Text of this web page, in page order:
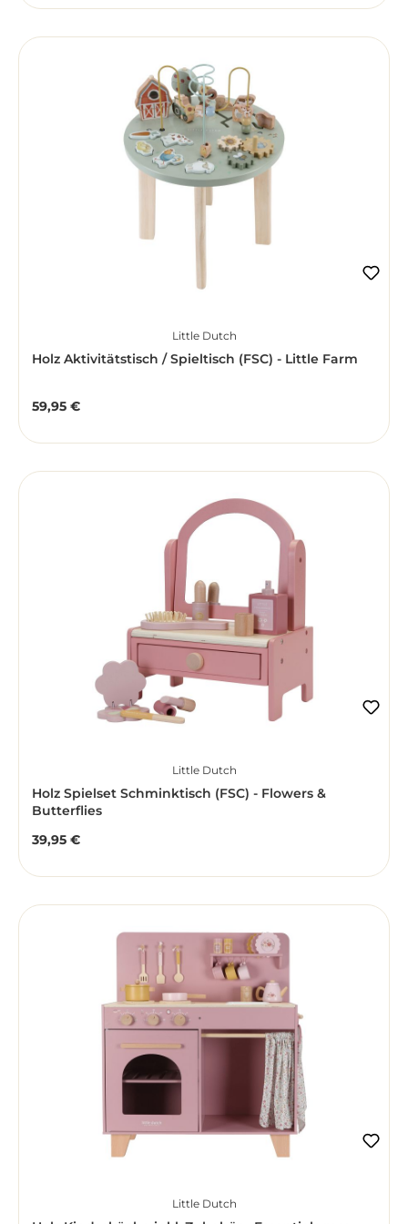
Little Dutch
Holz Aktivitätstisch / Spieltisch (FSC) - Little Farm
Regulärer Preis:
59,95 €
Little Dutch
Holz Spielset Schminktisch (FSC) - Flowers &
Butterflies
Regulärer Preis:
39,95 €
Little Dutch